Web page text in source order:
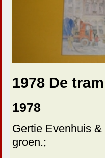
1978 De
1978
Gertie Evenhuis
groen.;